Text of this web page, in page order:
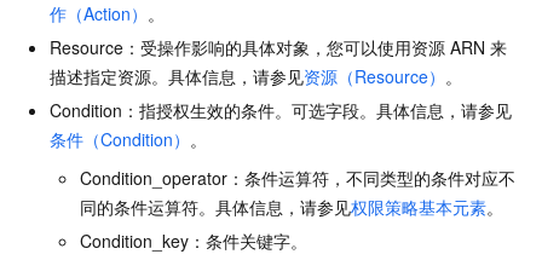
作（Action） 。
Resource：受操作影响的具体对象，您可以使用资源 ARN 来
描述指定资源。具体信息，请参见资源（Resource） 。
Condition：指授权生效的条件。可选字段。具体信息，请参见
条件（Condition） 。
Condition_operator：条件运算符，不同类型的条件对应不
同的条件运算符。具体信息，请参见权限策略基本元素。
Condition_key：条件关键字。